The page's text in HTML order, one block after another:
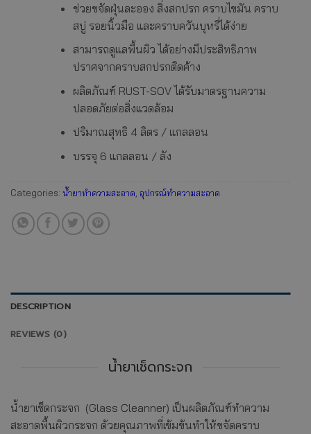
ช่วยขจัดฝุ่นละออง สิ่งสกปรก คราบไขมัน คราบ
สบู่ รอยนิ้วมือ และคราบควันบุหรี่ได้ง่าย
สามารถดูแลพื้นผิว ได้อย่างมีประสิทธิภาพ
ปราศจากคราบสกปรกติดค้าง
ผลิตภัณฑ์ RUST-SOV ได้รับมาตรฐานความ
ปลอดภัยต่อสิ่งแวดล้อม
ปริมาณสุทธิ 4 ลิตร / แกลลอน
บรรจุ 6 แกลลอน / ลัง
Categories: น้ำยาทำความสะอาด อุปกรณ์ทำความสะอาด
DESCRIPTION
REVIEWS (0)
น้ำยาเช็ดกระจก
น้ำยาเช็ดกระจก (Glass Cleanner) เป็นผลิตภัณฑ์ทำความ
สะอาดพื้นผิวกระจก ด้วยคุณภาพที่เข้มข้นทำให้ขจัดคราบ